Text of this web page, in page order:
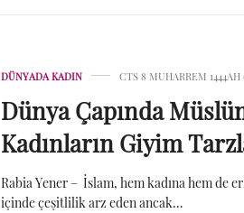
DÜNYADA KADIN CTS 8 MUHARREM
Dünya Çapında
Kadınların Giyim
Rabia Yener – İslam, hem kadına hem de
içinde çeşitlilik arz eden ancak…